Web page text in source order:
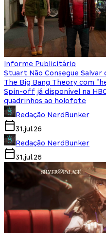
Informe Publicitário
Stuart Não Consegue Salvar
The Big Bang Theory com
Spin-off já disponível na
quadrinhos ao holofote
Redação NerdBunker
31.jul.26
Redação NerdBunker
31.jul.26